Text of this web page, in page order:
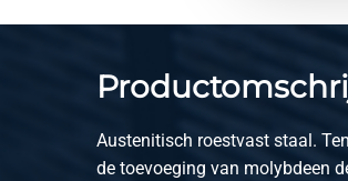
2430-0326-7303516 T-
2430-0326-889305 T-
Austenitisch roestvast staal.
de toevoeging van molybdeen